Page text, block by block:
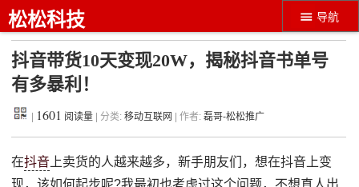
导航
松松科技
抖音带货10天变现20W，揭秘抖音书单号
有多暴利！
1601 阅读量 | 分类:移动互联网 | 作者:磊哥-松松推广
在抖音 上卖货的人越来越多，新手朋友们，想在抖音上变
现，该如何起步呢?我最初也考虑过这个问题，不想真人出